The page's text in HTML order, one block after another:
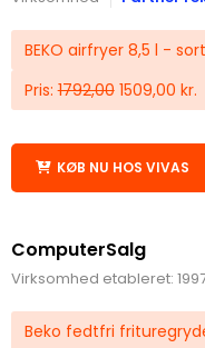
BEKO airfryer 8,5 l -
Pris:1792,001509,00 kr.
KØB NU HOS VIVAS
ComputerSalg
Virksomhed etableret:
Beko fedtfri